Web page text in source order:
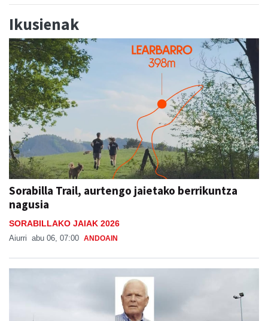
Ikusienak
Sorabilla Trail, aurtengo jaietako berrikuntza
nagusia
SORABILLAKO JAIAK 2026
Aiurri abu 06, 07:00 ANDOAIN